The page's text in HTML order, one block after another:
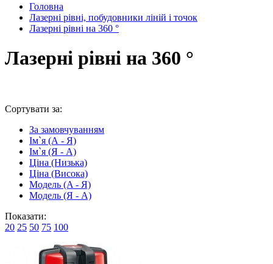
Головна
Лазерні рівні, побудовники ліній і точок
Лазерні рівні на 360 °
Лазерні рівні на 360 °
Сортувати за:
За замовчуванням
Ім`я (А - Я)
Ім`я (Я - A)
Ціна (Низька)
Ціна (Висока)
Модель (A - Я)
Модель (Я - A)
Показати:
20 25 50 75 100